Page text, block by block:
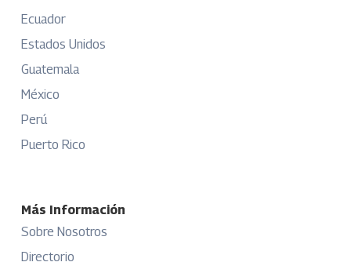
Ecuador
Estados Unidos
Guatemala
México
Perú
Puerto Rico
Más Información
Sobre Nosotros
Directorio